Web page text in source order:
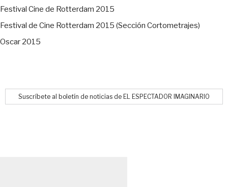
Festival Cine de Rotterdam 2015
Festival de Cine Rotterdam 2015 (Sección Cortometrajes)
Oscar 2015
Suscríbete al boletín de noticias de EL ESPECTADOR IMAGINARIO